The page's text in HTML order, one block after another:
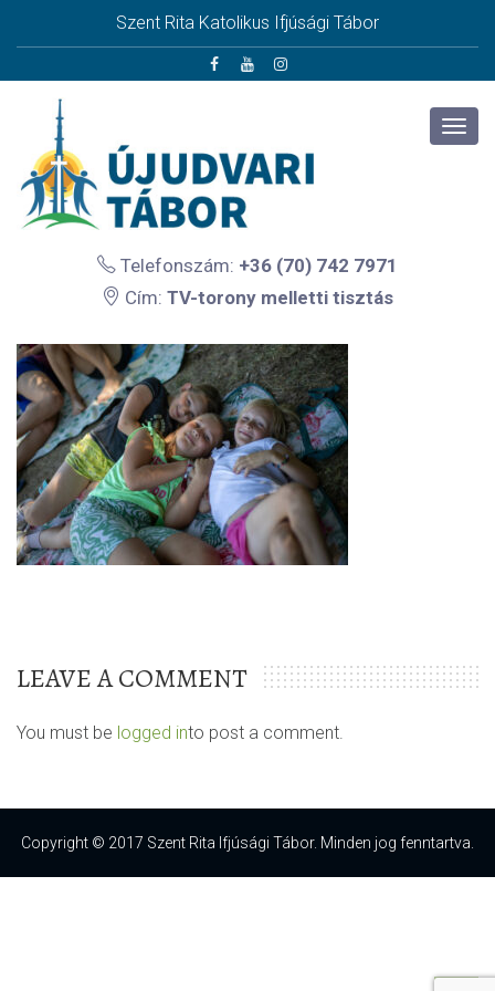
Szent Rita Katolikus Ifjúsági Tábor
Telefonszám: +36 (70) 742 7971
Cím: TV-torony melletti tisztás
LEAVE A COMMENT
You must be logged into post a comment.
Copyright © 2017 Szent Rita Ifjúsági Tábor. Minden jog fenntartva.